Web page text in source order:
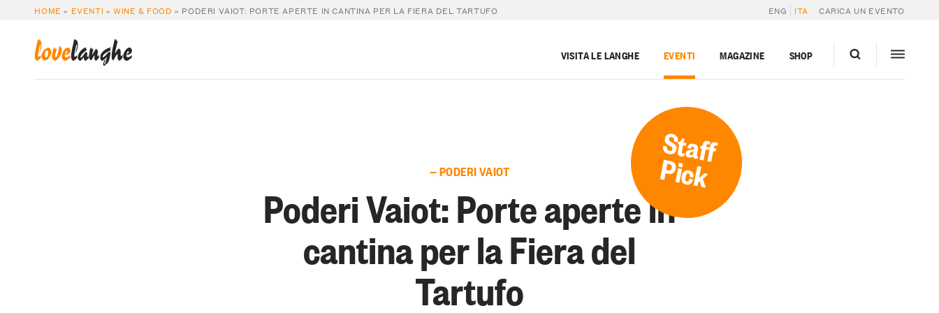
HOME » EVENTI »WINE & FOOD » PODERI VAIOT: PORTE APERTE IN CANTINA PER LA FIERA DEL TARTUFO ENG ITA CARICA UN EVENTO
lovelanghe VISITA LE LANGHE EVENTI MAGAZINE SHOP
Staff
Pick
— PODERI VAIOT
Poderi Vaiot: Porte aperte in
cantina per la Fiera del
Tartufo